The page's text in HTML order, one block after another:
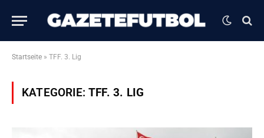
Startseite » TFF. 3. Lig
KATEGORIE:TFF. 3. LIG